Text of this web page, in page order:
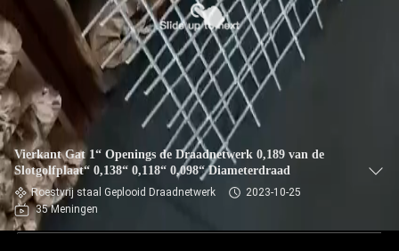
Vierkant Gat 1“ Openings de Draadnetwerk 0,189 van de
Slotgolfplaat“ 0,138“ 0,118“ 0,098“ Diameterdraad
Roestvrij staal Geplooid Draadnetwerk
2023-10-25
35 Meningen